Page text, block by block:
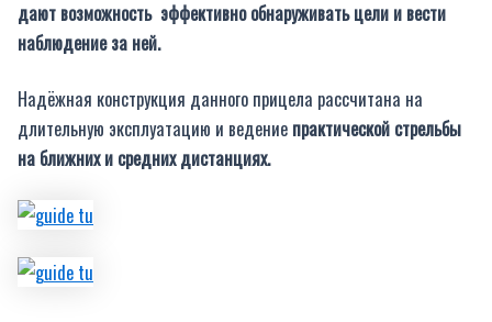
дают возможность эффективно обнаруживать цели и вести
наблюдение за ней.
Надёжная конструкция данного прицела рассчитана на
длительную эксплуатацию и ведение практической стрельбы
на ближних и средних дистанциях.